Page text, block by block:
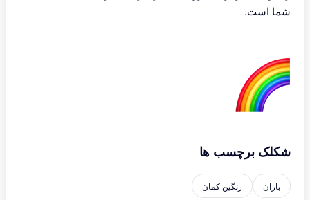
شما است.
شکلک برچسب ها
باران رنگین کمان